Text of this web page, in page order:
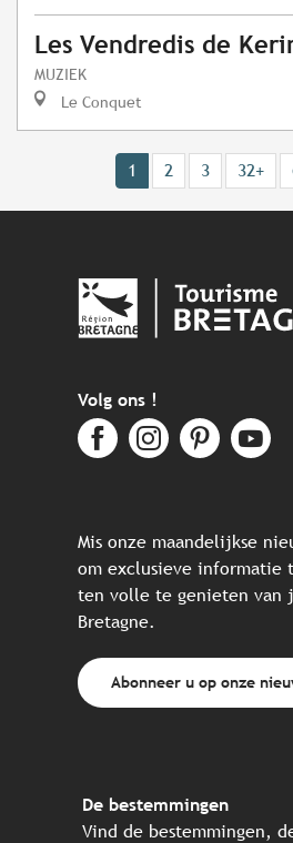
Les Vendredis de
MUZIEK
Le Conquet
1 2 3 32+
Volg ons !
Mis onze maandelijkse
om exclusieve informatie
ten volle te genieten
Bretagne.
Abonneer u op onze
De bestemmingen
Vind de bestemmingen,